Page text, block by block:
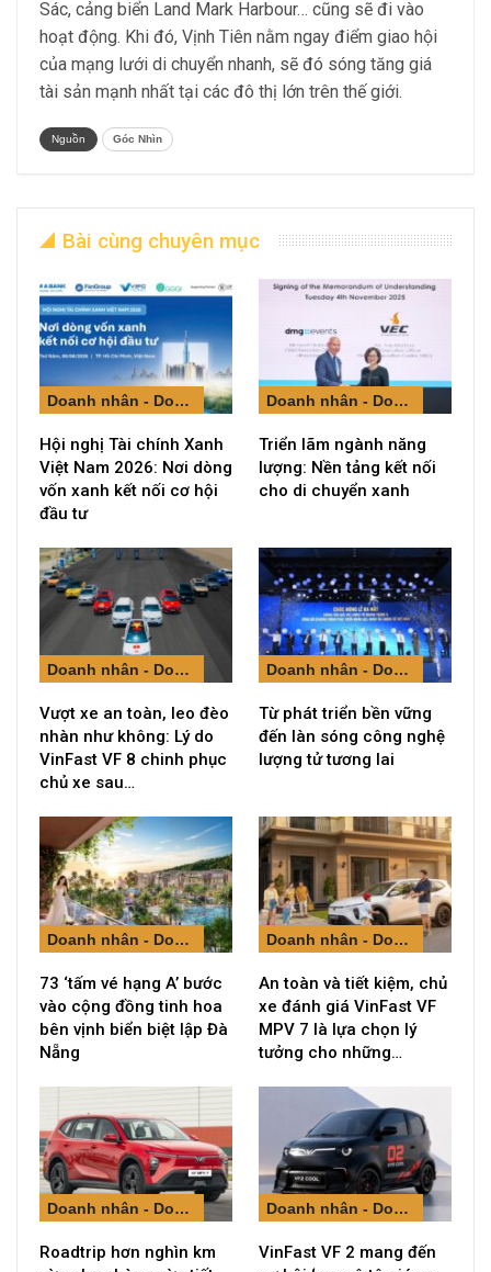
Sác, cảng biển Land Mark Harbour… cũng sẽ đi vào
hoạt động. Khi đó, Vịnh Tiên nằm ngay điểm giao hội
của mạng lưới di chuyển nhanh, sẽ đó sóng tăng giá
tài sản mạnh nhất tại các đô thị lớn trên thế giới.
Nguồn Góc Nhìn
Bài cùng chuyên mục
Doanh nhân - Doanh nghiệp
Hội nghị Tài chính Xanh
Việt Nam 2026: Nơi dòng
vốn xanh kết nối cơ hội
đầu tư
Doanh nhân - Doanh nghiệp
Triển lãm ngành năng
lượng: Nền tảng kết nối
cho di chuyển xanh
Doanh nhân - Doanh nghiệp
Vượt xe an toàn, leo đèo
nhàn như không: Lý do
VinFast VF 8 chinh phục
chủ xe sau…
Doanh nhân - Doanh nghiệp
Từ phát triển bền vững
đến làn sóng công nghệ
lượng tử tương lai
Doanh nhân - Doanh nghiệp
73 ‘tấm vé hạng A’ bước
vào cộng đồng tinh hoa
bên vịnh biển biệt lập Đà
Nẵng
Doanh nhân - Doanh nghiệp
An toàn và tiết kiệm, chủ
xe đánh giá VinFast VF
MPV 7 là lựa chọn lý
tưởng cho những…
Doanh nhân - Doanh nghiệp
Roadtrip hơn nghìn km
Doanh nhân - Doanh nghiệp
VinFast VF 2 mang đến